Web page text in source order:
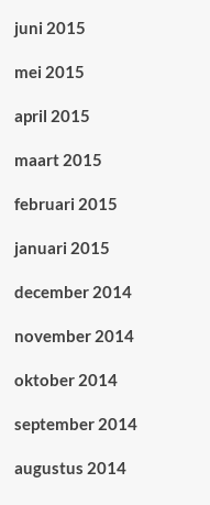
juni 2015
mei 2015
april 2015
maart 2015
februari 2015
januari 2015
december 2014
november 2014
oktober 2014
september 2014
augustus 2014